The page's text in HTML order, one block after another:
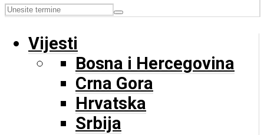
Vijesti
Bosna i Hercegovina
Crna Gora
Hrvatska
Srbija